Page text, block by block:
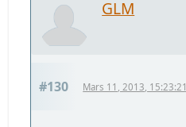
GLM
#130 Mars 11, 2013, 15:23:21